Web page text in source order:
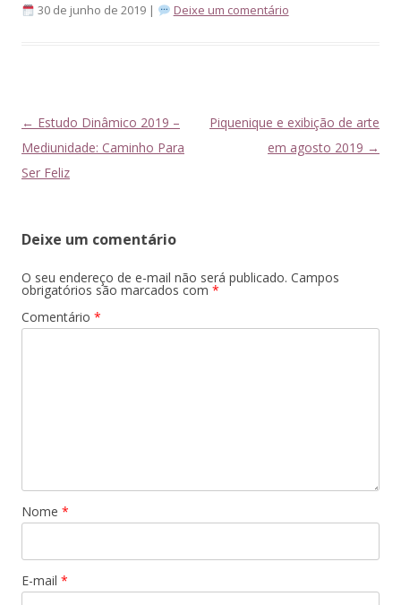
30 de junho de 2019 | Deixe um comentário
Navegação
de
posts
← Estudo Dinâmico 2019 –
Mediunidade: Caminho Para
Ser Feliz
Piquenique e exibição de arte
em agosto 2019 →
Deixe um comentário
O seu endereço de e-mail não será publicado. Campos
obrigatórios são marcados com *
Comentário *
Nome *
E-mail *